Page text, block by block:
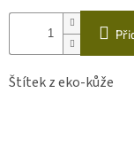
Přihlášení
Štítek z eko-kůže